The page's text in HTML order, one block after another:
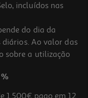
incluídos nas
do dia da
Ao valor das
sobre a utilização
%
1.500€ pago em 12